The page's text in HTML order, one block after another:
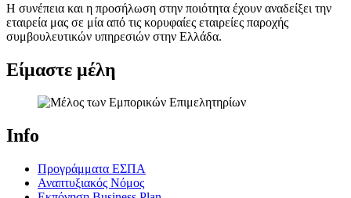
Η συνέπεια και η προσήλωση στην ποιότητα έχουν αναδείξει την
εταιρεία μας σε μία από τις κορυφαίες εταιρείες παροχής
συμβουλευτικών υπηρεσιών στην Ελλάδα.
Είμαστε μέλη
Info
Προγράμματα ΕΣΠΑ
Αναπτυξιακός Νόμος